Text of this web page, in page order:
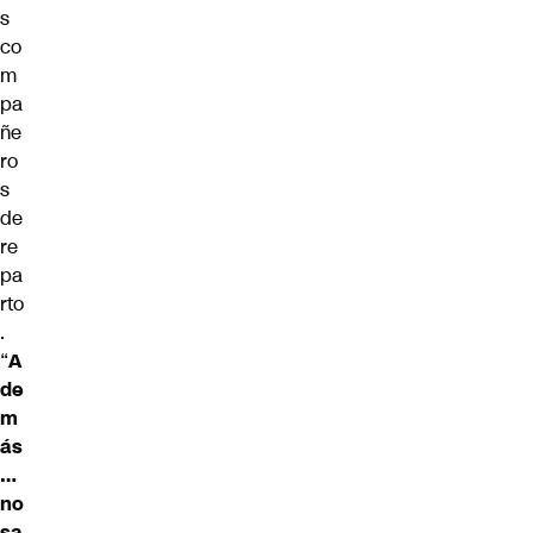
s
co
m
pa
ñe
ro
s
de
re
pa
rto
.
“A
de
m
ás
…
no